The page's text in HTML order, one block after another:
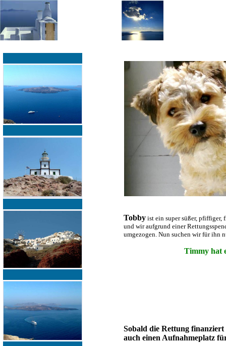
Tobby ist ein super süßer, pfiffiger,
und wir aufgrund einer
umgezogen. Nun suchen wir für ihn
Timmy hat
Sobald die Rettung
auch einen Aufnahmeplatz